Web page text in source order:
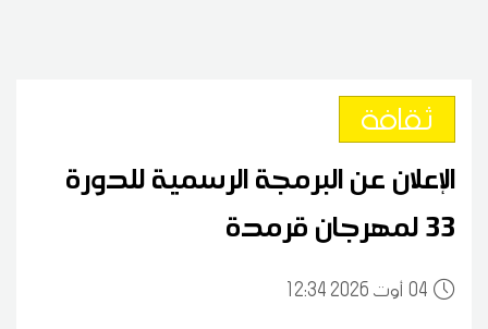
ثقافة
الإعلان عن البرمجة الرسمية للدورة
33 لمهرجان قرمدة
0412:34 2026 أوت